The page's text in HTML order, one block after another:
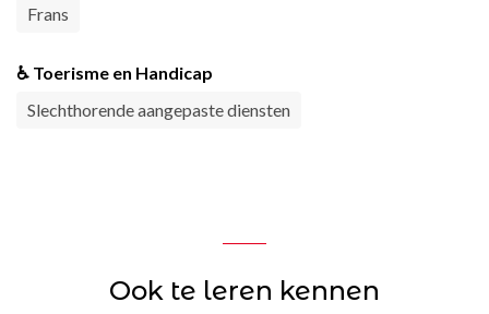
Frans
♿ Toerisme en Handicap
Slechthorende aangepaste diensten
Ook te leren kennen